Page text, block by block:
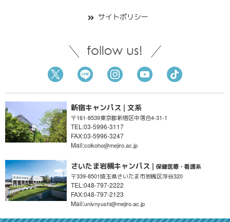
サイトポリシー
新宿キャンパス | 文系
〒161-8539東京都新宿区中落合4-31-1
TEL:03-5996-3117
FAX:03-5996-3247
Mail:colkoho@mejiro.ac.jp
さいたま岩槻キャンパス | 保健医療・看護系
〒339-8501埼玉県さいたま市岩槻区浮谷320
TEL:048-797-2222
FAX:048-797-2123
Mail:univnyushi@mejiro.ac.jp